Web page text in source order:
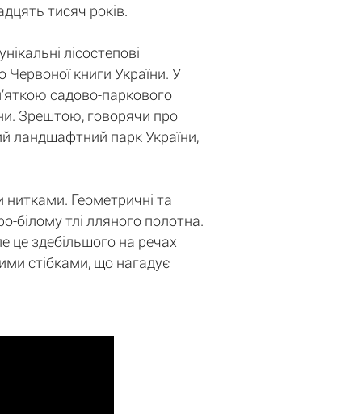
тисяч років.
лісостепові
Червоної книги України. У
садово-паркового
Зрештою, говорячи про
ландшафтний парк України,
Геометричні та
білому тлі лляного полотна.
це здебільшого на речах
стібками, що нагадує